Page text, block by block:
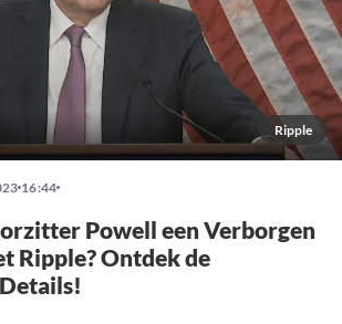
Ripple
16:44
Powell een Verborgen
Ripple? Ontdek de